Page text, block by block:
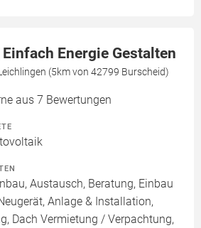
Energie Gestalten
(5km von 42799 Burscheid)
aus 7 Bewertungen
Austausch, Beratung, Einbau
Anlage & Installation,
Dach Vermietung / Verpachtung,